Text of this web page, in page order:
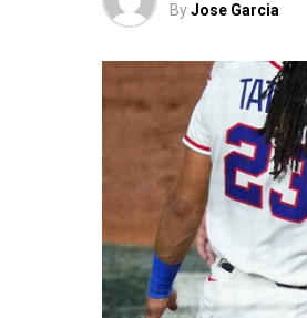
ByJose Garcia